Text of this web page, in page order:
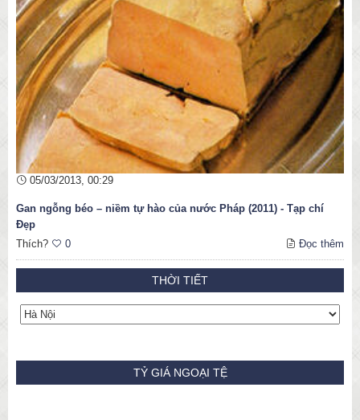
05/03/2013, 00:29
Gan ngỗng béo – niềm tự hào của nước Pháp (2011) - Tạp chí
Đẹp
Thích?
0 Đọc thêm
THỜI TIẾT
TỶ GIÁ NGOẠI TỆ